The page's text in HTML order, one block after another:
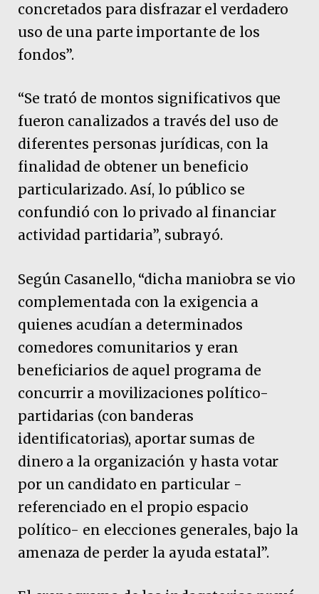
concretados para disfrazar el verdadero
uso de una parte importante de los
fondos”.
“Se trató de montos significativos que
fueron canalizados a través del uso de
diferentes personas jurídicas, con la
finalidad de obtener un beneficio
particularizado. Así, lo público se
confundió con lo privado al financiar
actividad partidaria”, subrayó.
Según Casanello, “dicha maniobra se vio
complementada con la exigencia a
quienes acudían a determinados
comedores comunitarios y eran
beneficiarios de aquel programa de
concurrir a movilizaciones político-
partidarias (con banderas
identificatorias), aportar sumas de
dinero a la organización y hasta votar
por un candidato en particular -
referenciado en el propio espacio
político- en elecciones generales, bajo la
amenaza de perder la ayuda estatal”.